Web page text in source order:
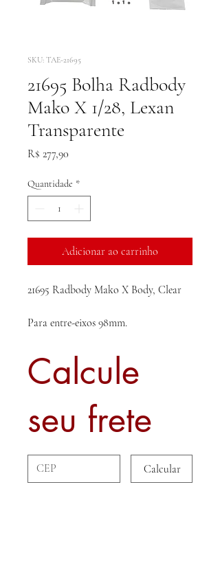
SKU: TAE-21695
21695 Bolha Radbody
Mako X 1/28, Lexan
Transparente
R$ 277,90
Quantidade *
Adicionar ao carrinho
21695 Radbody Mako X Body, Clear
Para entre-eixos 98mm.
Calcule
seu frete
Calcular